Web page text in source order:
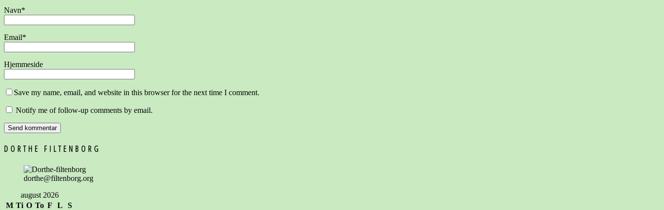
Navn*
Email*
Hjemmeside
Save my name, email, and website in this browser for the next time I comment.
Notify me of follow-up comments by email.
DORTHE FILTENBORG
dorthe@filtenborg.org
august 2026
M Ti O To F L
S